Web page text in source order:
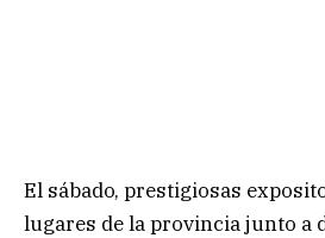
El sábado, prestigiosas
lugares de la provincia junto a